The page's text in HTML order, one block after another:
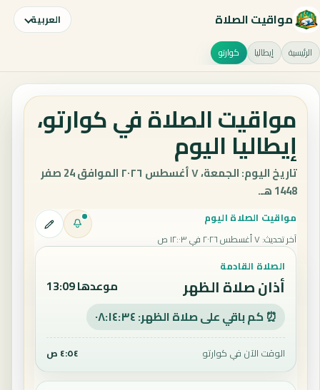
مواقيت الصلاة العربية
الرئيسية إيطاليا كوارتو
مواقيت الصلاة في كوارتو،
إيطاليا اليوم
تاريخ اليوم: الجمعة، ٧ أغسطس ٢٠٢٦ الموافق 24 صفر
1448 هـ.
مواقيت الصلاة اليوم
آخر تحديث:٧ أغسطس ٢٠٢٦ في ١٢:٠٣ ص
الصلاة القادمة
أذان صلاة الظهر موعدها 13:09
⏰ كم باقي على صلاة الظهر: ٠٨:١٤:٣٣
الوقت الآن في كوارتو ٤:٥٤ ص